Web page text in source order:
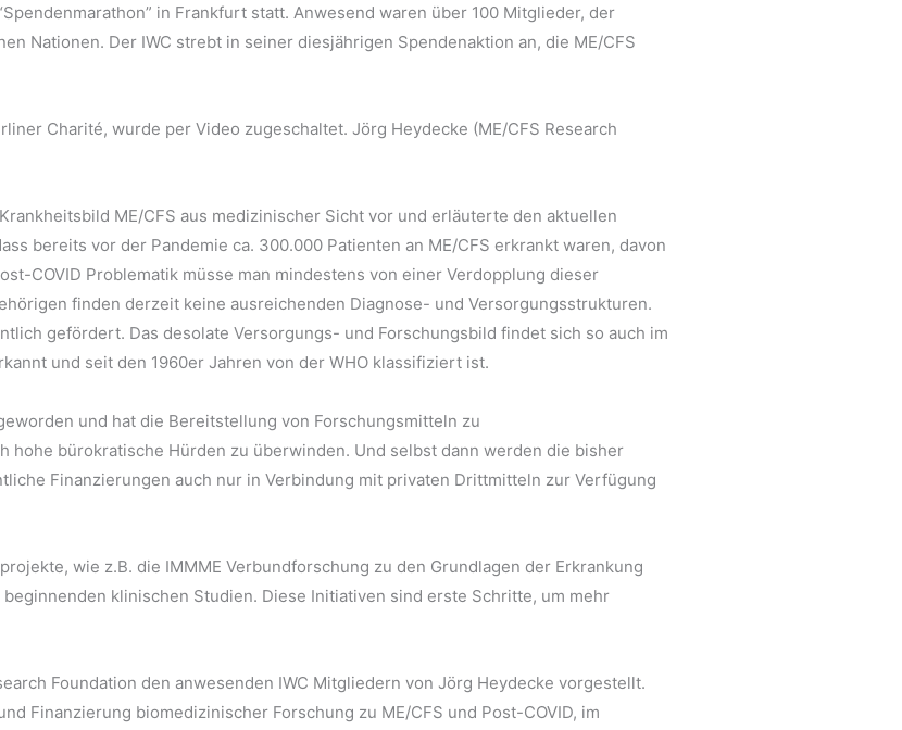
in Frankfurt statt. Anwesend waren über 100 Mitglieder, der
Nationen. Der IWC strebt in seiner diesjährigen Spendenaktion an, die ME/CFS
Charité, wurde per Video zugeschaltet. Jörg Heydecke (ME/CFS Research
ME/CFS aus medizinischer Sicht vor und erläuterte den aktuellen
bereits vor der Pandemie ca. 300.000 Patienten an ME/CFS erkrankt waren, davon
COVID Problematik müsse man mindestens von einer Verdopplung dieser
finden derzeit keine ausreichenden Diagnose- und Versorgungsstrukturen.
gefördert. Das desolate Versorgungs- und Forschungsbild findet sich so auch im
und seit den 1960er Jahren von der WHO klassifiziert ist.
und hat die Bereitstellung von Forschungsmitteln zu
hohe bürokratische Hürden zu überwinden. Und selbst dann werden die bisher
Finanzierungen auch nur in Verbindung mit privaten Drittmitteln zur Verfügung
wie z.B. die IMMME Verbundforschung zu den Grundlagen der Erkrankung
klinischen Studien. Diese Initiativen sind erste Schritte, um mehr
Foundation den anwesenden IWC Mitgliedern von Jörg Heydecke vorgestellt.
Finanzierung biomedizinischer Forschung zu ME/CFS und Post-COVID, im